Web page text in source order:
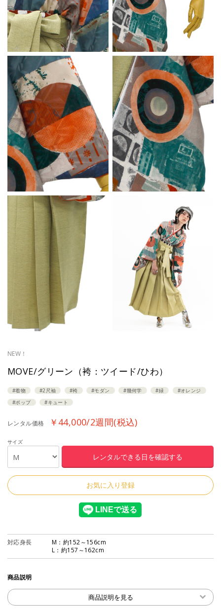
NEW！
MOVE/グリーン（袴：ツイード/ひわ）
#着物 #2尺袖 #袴 #モダン #幾何学 #緑
#オレンジ
#ポップ
#キュート
レンタル価格 ￥44,000/2週間(税込)
サイズ
お気に入り登録
対応身長
M：約152～156cm
L：約157～162cm
商品説明
商品説明を見る